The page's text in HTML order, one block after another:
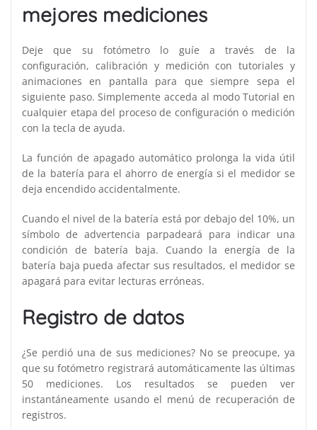
mejores mediciones
Deje que su fotómetro lo guíe a través de la
configuración, calibración y medición con tutoriales y
animaciones en pantalla para que siempre sepa el
siguiente paso. Simplemente acceda al modo Tutorial en
cualquier etapa del proceso de configuración o medición
con la tecla de ayuda.
La función de apagado automático prolonga la vida útil
de la batería para el ahorro de energía si el medidor se
deja encendido accidentalmente.
Cuando el nivel de la batería está por debajo del 10%, un
símbolo de advertencia parpadeará para indicar una
condición de batería baja. Cuando la energía de la
batería baja pueda afectar sus resultados, el medidor se
apagará para evitar lecturas erróneas.
Registro de datos
¿Se perdió una de sus mediciones? No se preocupe, ya
que su fotómetro registrará automáticamente las últimas
50 mediciones. Los resultados se pueden ver
instantáneamente usando el menú de recuperación de
registros.